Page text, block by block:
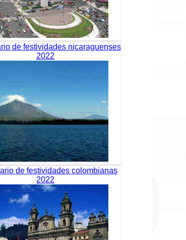
de festividades nicaraguenses
2022
de festividades colombianas
2022